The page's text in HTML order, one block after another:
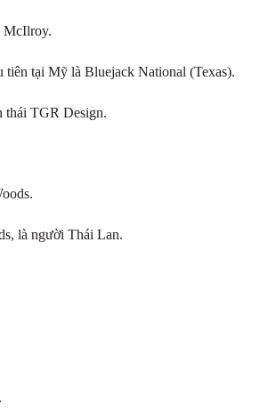
McIlroy.
tiên tại Mỹ là Bluejack National (Texas).
thái TGR Design.
là người Thái Lan.